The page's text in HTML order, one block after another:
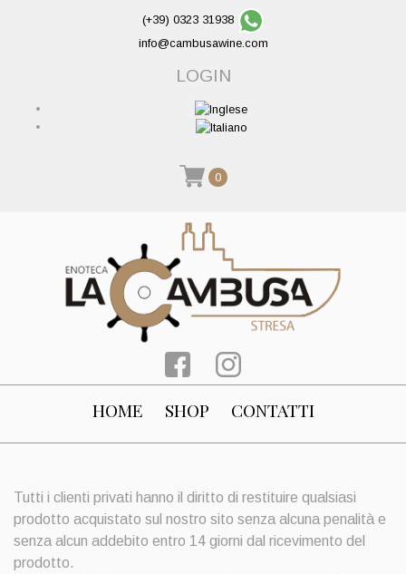
(+39) 0323 31938
info@cambusawine.com
LOGIN
0
HOME SHOP CONTATTI
Tutti i clienti privati ​​hanno il diritto di restituire qualsiasi
prodotto acquistato sul nostro sito senza alcuna penalità e
senza alcun addebito entro 14 giorni dal ricevimento del
prodotto.